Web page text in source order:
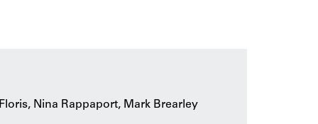
‘een blik achter de schermen’ van de
boek over het onderwerp.
Nina Rappaport, Mark Brearley